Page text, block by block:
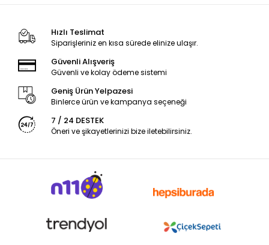
Hızlı Teslimat
Siparişleriniz en kısa sürede elinize ulaşır.
Güvenli Alışveriş
Güvenli ve kolay ödeme sistemi
Geniş Ürün Yelpazesi
Binlerce ürün ve kampanya seçeneği
7 / 24 DESTEK
Öneri ve şikayetlerinizi bize iletebilirsiniz.